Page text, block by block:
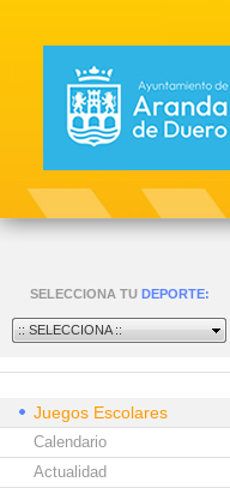
SELECCIONA TU DEPORTE:
:: SELECCIONA ::
Juegos Escolares
Calendario
Actualidad